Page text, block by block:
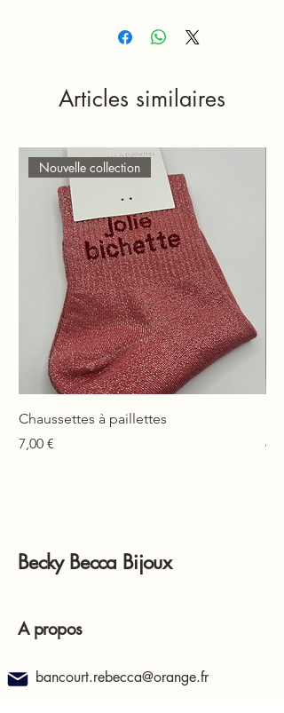
Articles similaires
Nouvelle collection
Chaussettes à paillettes
Prix
7,00 €
Prix
Becky Becca Bijoux
A propos
bancourt.rebecca@orange.fr